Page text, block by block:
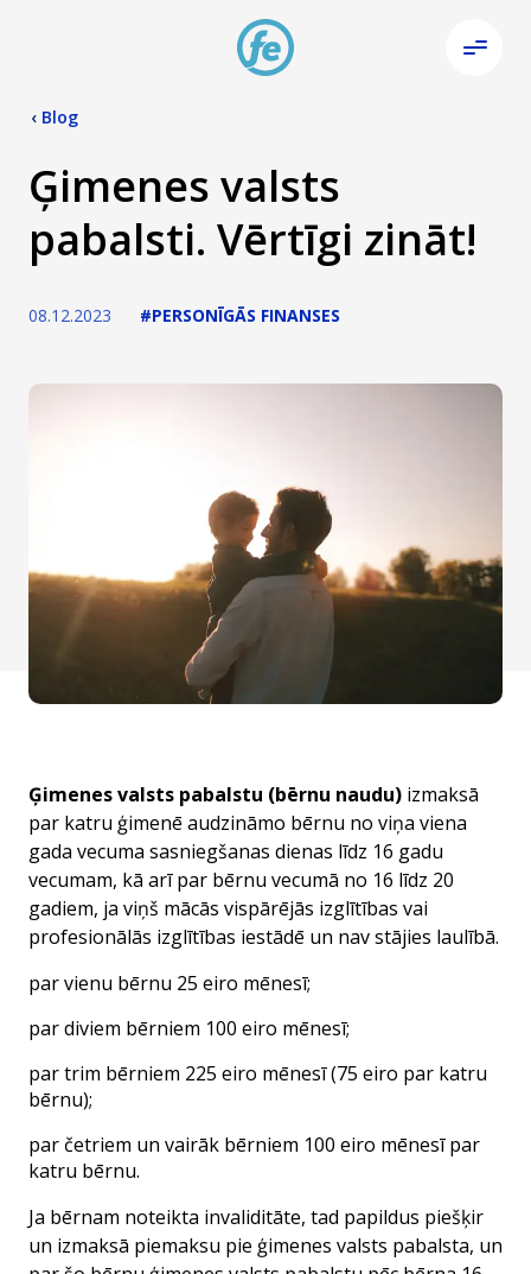
‹ Blog
Ģimenes valsts
pabalsti. Vērtīgi zināt!
08.12.2023 #PERSONĪGĀS FINANSES
Ģimenes valsts pabalstu (bērnu naudu) izmaksā
par katru ģimenē audzināmo bērnu no viņa viena
gada vecuma sasniegšanas dienas līdz 16 gadu
vecumam, kā arī par bērnu vecumā no 16 līdz 20
gadiem, ja viņš mācās vispārējās izglītības vai
profesionālās izglītības iestādē un nav stājies laulībā.
par vienu bērnu 25 eiro mēnesī;
par diviem bērniem 100 eiro mēnesī;
par trim bērniem 225 eiro mēnesī (75 eiro par katru
bērnu);
par četriem un vairāk bērniem 100 eiro mēnesī par
katru bērnu.
Ja bērnam noteikta invaliditāte, tad papildus piešķir
un izmaksā piemaksu pie ģimenes valsts pabalsta, un